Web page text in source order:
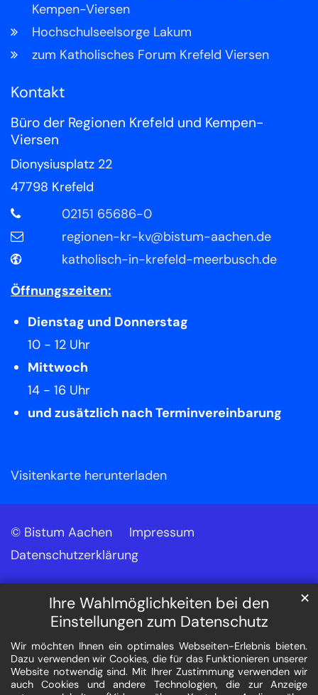
Ihre Wahlmöglichkeiten bei den
Einstellungen zum Datenschutz
Wir möchten Ihnen ein optimales Webseiten-Erlebnis bieten.
Dazu verwenden wir Cookies, die für das Funktionieren unserer
Website notwendig sind. Mit Ihrer Zustimmung verwenden wir
auch Cookies und andere Technologien, die zur Anzeige
✕
Kempen-Viersen
Hochschulseelsorge Lakum
zum Katholisches Forum Krefeld Viersen
Kontakt
Büro der Regionen Krefeld und Kempen-
Viersen
Dionysiusplatz 22
47798 Krefeld
02151 65686-0
regionen-kr-kv@bistum-aachen.de
katholisch-in-krefeld-meerbusch.de
Öffnungszeiten:
Dienstag und Donnerstag
10 - 12 Uhr
Mittwoch
14 - 16 Uhr
und zusätzlich nach Terminvereinbarung
Visitenkarte herunterladen
© Bistum Aachen
Impressum
Datenschutzerklärung